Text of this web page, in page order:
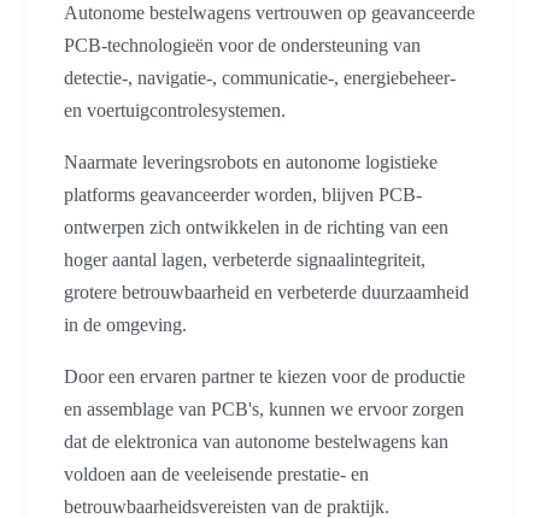
Autonome bestelwagens vertrouwen op geavanceerde
PCB-technologieën voor de ondersteuning van
detectie-, navigatie-, communicatie-, energiebeheer-
en voertuigcontrolesystemen.
Naarmate leveringsrobots en autonome logistieke
platforms geavanceerder worden, blijven PCB-
ontwerpen zich ontwikkelen in de richting van een
hoger aantal lagen, verbeterde signaalintegriteit,
grotere betrouwbaarheid en verbeterde duurzaamheid
in de omgeving.
Door een ervaren partner te kiezen voor de productie
en assemblage van PCB's, kunnen we ervoor zorgen
dat de elektronica van autonome bestelwagens kan
voldoen aan de veeleisende prestatie- en
betrouwbaarheidsvereisten van de praktijk.